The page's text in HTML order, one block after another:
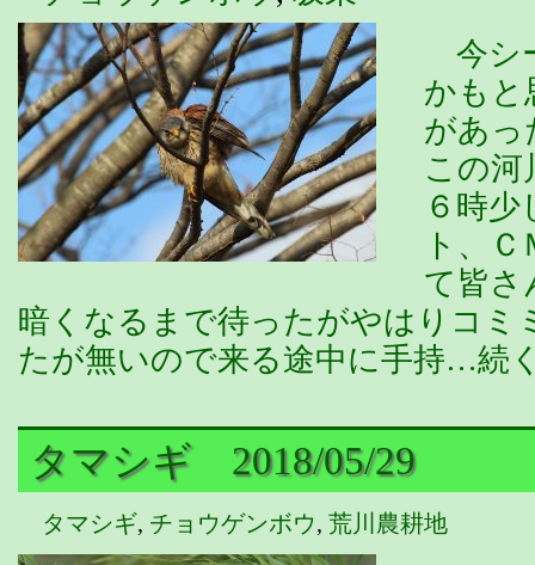
今シ
かもと
があっ
この
６時
ト、
て皆
暗くなるまで待ったがやはりコ
たが無いので来る途中に手持…続
タマシギ 2018/05/29
タマシギ, チョウゲンボウ, 荒川農耕地